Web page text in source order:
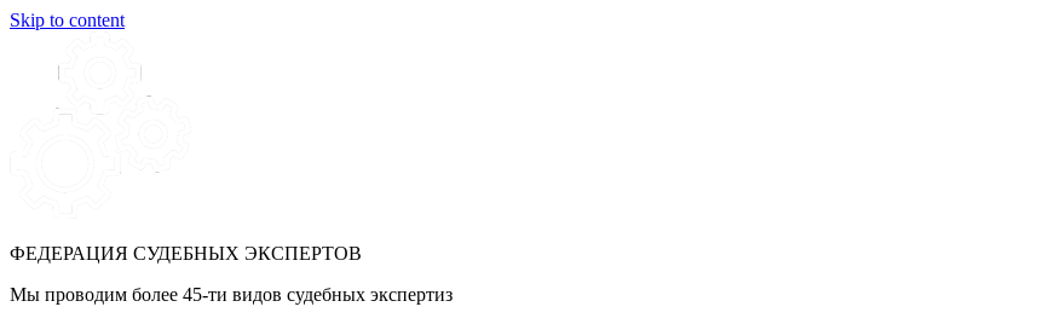
Skip to content
ФЕДЕРАЦИЯ СУДЕБНЫХ ЭКСПЕРТОВ
Мы проводим более 45-ти видов судебных экспертиз